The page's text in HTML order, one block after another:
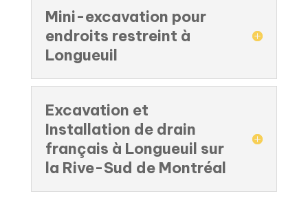
Mini-excavation pour
endroits restreint à
Longueuil
Excavation et
Installation de drain
français à Longueuil sur
la Rive-Sud de Montréal